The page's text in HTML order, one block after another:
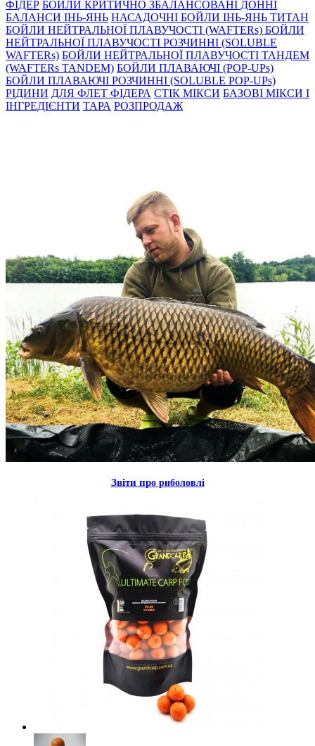
ФIДЕР БОЙЛИ КРИТИЧНО ЗБАЛАНСОВАНІ ДОННІ
БАЛАНСИ ІНЬ-ЯНЬ НАСАДОЧНІ БОЙЛИ ІНЬ-ЯНЬ ТИТАН
БОЙЛИ НЕЙТРАЛЬНОÏ ПЛАВУЧОСТI (WAFTERs) БОЙЛИ
НЕЙТРАЛЬНОЇ ПЛАВУЧОСТІ РОЗЧИННІ (SOLUBLE
WAFTERs) БОЙЛИ НЕЙТРАЛЬНОЇ ПЛАВУЧОСТІ ТАНДЕМ
(WAFTERs TANDEM) БОЙЛИ ПЛАВАЮЧІ (POP-UPs)
БОЙЛИ ПЛАВАЮЧI РОЗЧИННI (SOLUBLE POP-UPs)
РIДИНИ ДЛЯ ФЛЕТ ФІДЕРА СТIК МIКСИ БАЗОВІ МІКСИ І
ІНГРЕДІЄНТИ ТАРА РОЗПРОДАЖ
Звiти про риболовлi